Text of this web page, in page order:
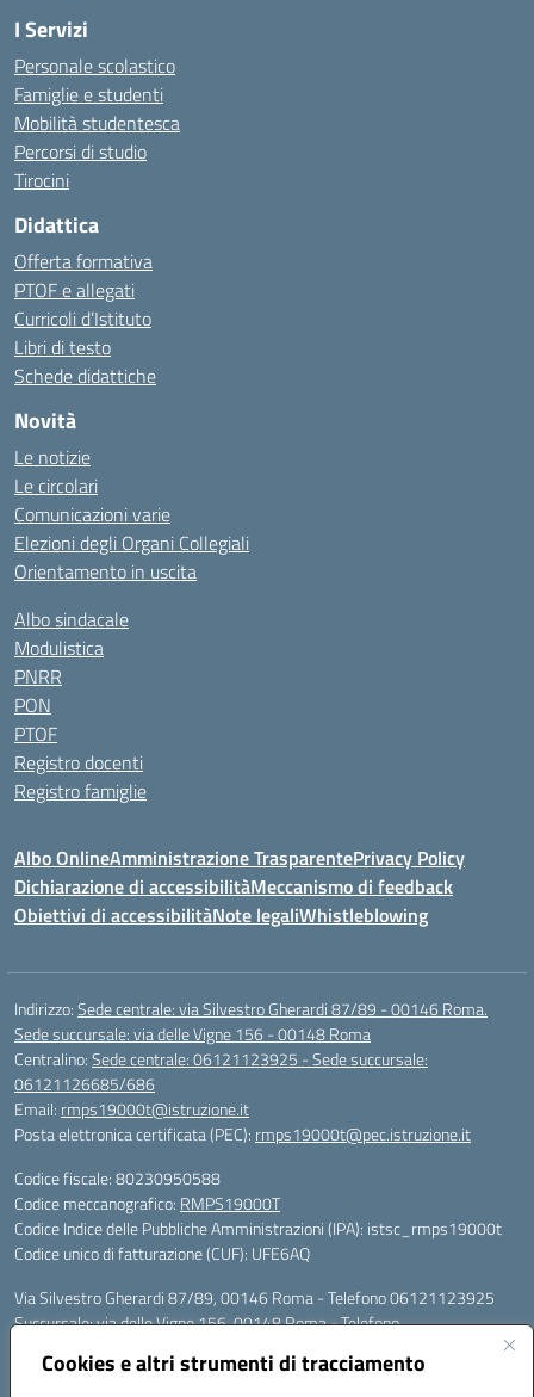
Cookies e altri strumenti di tracciamento
I Servizi
Personale scolastico
Famiglie e studenti
Mobilità studentesca
Percorsi di studio
Tirocini
Didattica
Offerta formativa
PTOF e allegati
Curricoli d’Istituto
Libri di testo
Schede didattiche
Novità
Le notizie
Le circolari
Comunicazioni varie
Elezioni degli Organi Collegiali
Orientamento in uscita
Albo sindacale
Modulistica
PNRR
PON
PTOF
Registro docenti
Registro famiglie
Albo OnlineAmministrazione TrasparentePrivacy Policy
Dichiarazione di accessibilitàMeccanismo di feedback
Obiettivi di accessibilitàNote legaliWhistleblowing
Indirizzo:Sede centrale: via Silvestro Gherardi 87/89 - 00146 Roma.
Sede succursale: via delle Vigne 156 - 00148 Roma
Centralino:Sede centrale: 06121123925 - Sede succursale:
06121126685/686
Email: rmps19000t@istruzione.it
Posta elettronica certificata (PEC): rmps19000t@pec.istruzione.it
Codice fiscale: 80230950588
Codice meccanografico: RMPS19000T
Codice Indice delle Pubbliche Amministrazioni (IPA): istsc_rmps19000t
Codice unico di fatturazione (CUF): UFE6AQ
Via Silvestro Gherardi 87/89, 00146 Roma - Telefono 06121123925
Succursale: via delle Vigne 156, 00148 Roma - Telefono
Mail: rmps19000t@istruzione.it - PEC: rmps19000t@pec.istruzione.it